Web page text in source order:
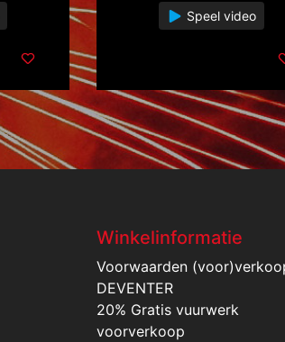
Speel video
Winkelinformatie
Voorwaarden
DEVENTER
20% Gratis vuurwerk
voorverkoop